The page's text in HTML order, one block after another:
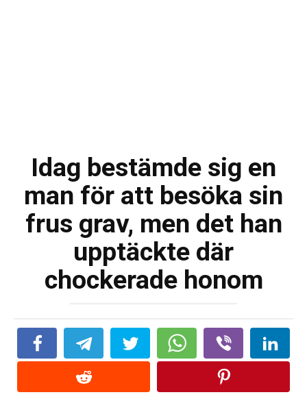
Idag bestämde sig en
man för att besöka sin
frus grav, men det han
upptäckte där
chockerade honom